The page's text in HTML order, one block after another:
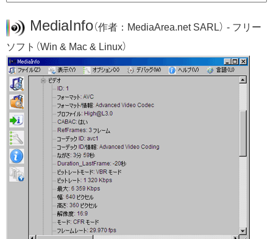
MediaInfo（作者：MediaArea.net SARL） - フリー
ソフト（Win & Mac & Linux）